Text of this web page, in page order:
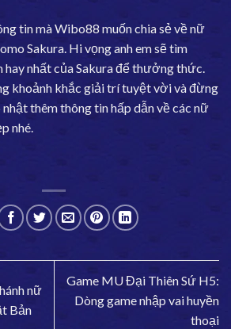
tin mà Wibo88 muốn chia sẻ về nữ
Sakura. Hi vọng anh em sẽ tìm
nhất của Sakura để thưởng thức.
khoảnh khắc giải trí tuyệt vời và đừng
thêm thông tin hấp dẫn về các nữ
nhé.
nữ
Bản
Game MU Đại Thiên Sứ H5:
Dòng game nhập vai huyền
thoại